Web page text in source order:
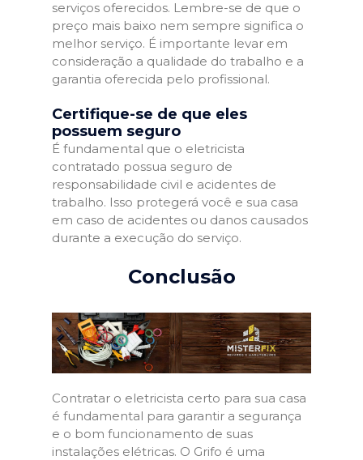
serviços oferecidos. Lembre-se de que o
preço mais baixo nem sempre significa o
melhor serviço. É importante levar em
consideração a qualidade do trabalho e a
garantia oferecida pelo profissional.
Certifique-se de que eles
possuem seguro
É fundamental que o eletricista
contratado possua seguro de
responsabilidade civil e acidentes de
trabalho. Isso protegerá você e sua casa
em caso de acidentes ou danos causados
durante a execução do serviço.
Conclusão
Contratar o eletricista certo para sua casa
é fundamental para garantir a segurança
e o bom funcionamento de suas
instalações elétricas. O Grifo é uma